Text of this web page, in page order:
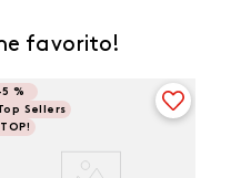
favorito!
5 %
Sellers